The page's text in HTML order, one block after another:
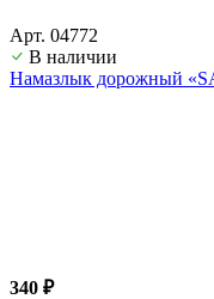
Арт. 04772
В наличии
Намазлык дорожный
340 ₽